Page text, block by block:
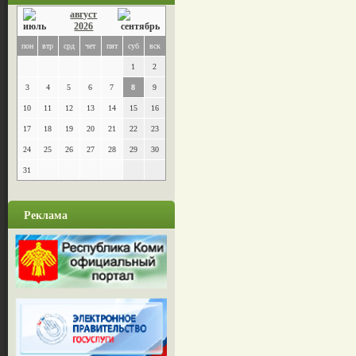
август
2026
пон втр срд чет пят суб вск
1 2
3 4 5 6 7 8 9
10 11 12 13 14 15 16
17 18 19 20 21 22 23
24 25 26 27 28 29 30
31
Реклама